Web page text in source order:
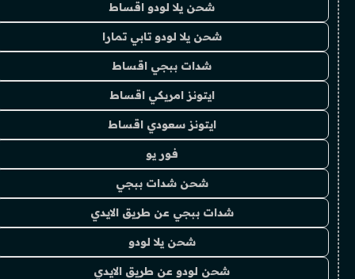
شحن يلا لودو اقساط
شحن يلا لودو تابي تمارا
شدات ببجي اقساط
ايتونز امريكي اقساط
ايتونز سعودي اقساط
فور يو
شحن شدات ببجي
شدات ببجي عن طريق الايدي
شحن يلا لودو
شحن لودو عن طريق الايدي